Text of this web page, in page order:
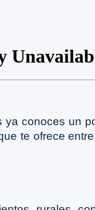
ya conoces un
te ofrece